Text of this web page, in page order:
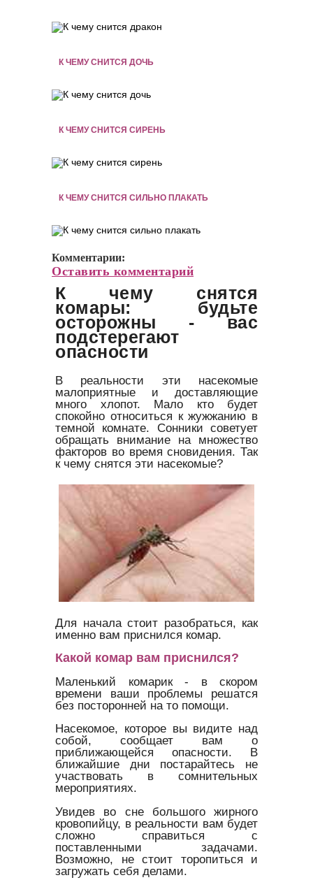
К ЧЕМУ СНИТСЯ ДОЧЬ
К ЧЕМУ СНИТСЯ СИРЕНЬ
К ЧЕМУ СНИТСЯ СИЛЬНО ПЛАКАТЬ
Комментарии:
Оставить комментарий
К чему снятся
комары: будьте
осторожны - вас
подстерегают
опасности
В реальности эти насекомые
малоприятные и доставляющие
много хлопот. Мало кто будет
спокойно относиться к жужжанию в
темной комнате. Сонники советует
обращать внимание на множество
факторов во время сновидения. Так
к чему снятся эти насекомые?
Для начала стоит разобраться, как
именно вам приснился комар.
Какой комар вам приснился?
Маленький комарик - в скором
времени ваши проблемы решатся
без посторонней на то помощи.
Насекомое, которое вы видите над
собой, сообщает вам о
приближающейся опасности. В
ближайшие дни постарайтесь не
участвовать в сомнительных
мероприятиях.
Увидев во сне большого жирного
кровопийцу, в реальности вам будет
сложно справиться с
поставленными задачами.
Возможно, не стоит торопиться и
загружать себя делами.